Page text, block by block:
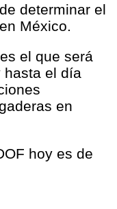
determinar el
México.
el que será
hasta el día
en
hoy es de